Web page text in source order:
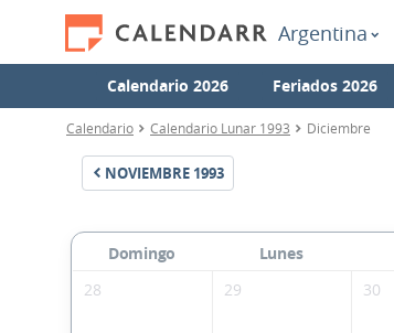
Argentina
Calendario 2026 Feriados 2026
Calendario Calendario Lunar 1993 Diciembre
NOVIEMBRE 1993
Domingo Lunes
28
29 30